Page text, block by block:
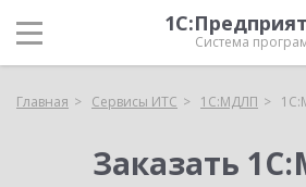
Система
Главная Сервисы ИТС 1С:МДЛП
Заказать